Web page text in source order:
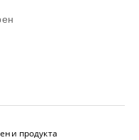
продукта